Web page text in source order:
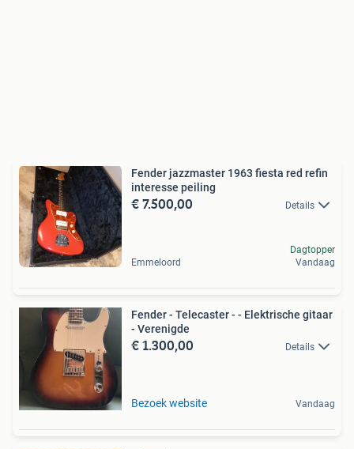
Fender jazzmaster 1963 fiesta red refin
interesse peiling
€ 7.500,00 Details
Emmeloord
Dagtopper
Vandaag
Fender - Telecaster - - Elektrische gitaar
- Verenigde
€ 1.300,00 Details
Bezoek website Vandaag